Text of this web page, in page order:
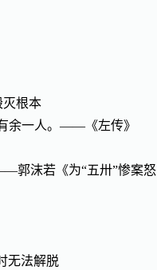
灭根本
余一人。——《左传》
郭沫若《为“五卅”惨案怒
无法解脱